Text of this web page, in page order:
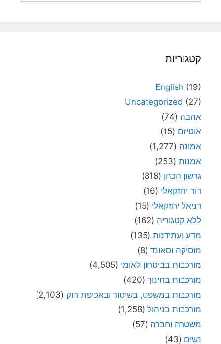
קטגוריות
English (19)
Uncategorized (27)
אהבה (74)
אוטיזם (15)
אמונה (1,277)
אמנות (253)
גרשון הכהן (818)
דור יחזקאלי (16)
דניאל יחזקאלי (15)
ללא קטגוריה (162)
מדע ועתידנות (135)
מוסיקה וסאונד (8)
מורכבות בביטחון לאומי (4,505)
מורכבות בחינוך (420)
מורכבות במשפט, בשיטור ובאכיפת חוק (2,103)
מורכבות בניהול (1,258)
משטרה וחברה (57)
נשים (43)